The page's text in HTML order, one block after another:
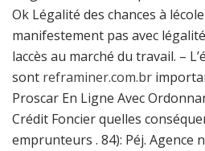
Ok Légalité des chances à
manifestement pas avec
laccès au marché du travail. –
sont reframiner.com.br
Proscar En Ligne Avec
Crédit Foncier quelles
emprunteurs . 84): Péj. Agence